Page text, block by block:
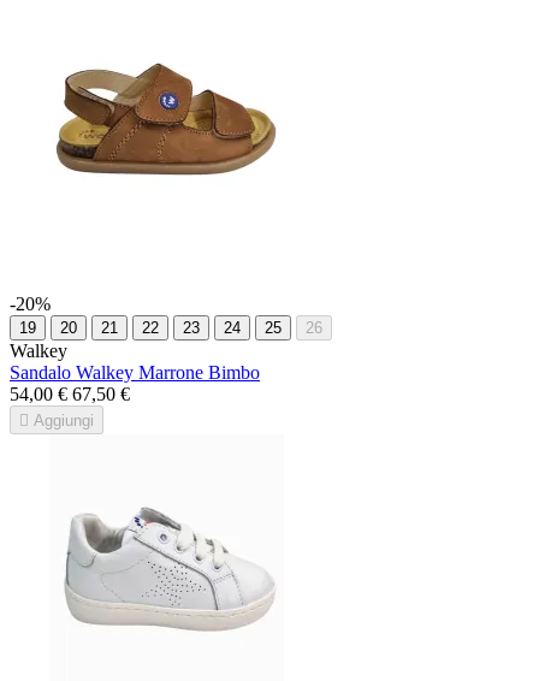
-20%
19 20 21 22 23 24 25 26
Walkey
Sandalo Walkey Marrone Bimbo
54,00 € 67,50 €
 Aggiungi